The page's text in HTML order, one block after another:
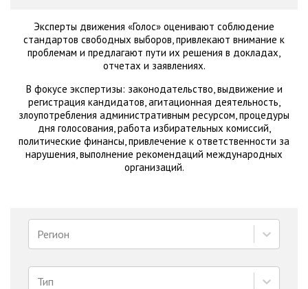
Эксперты движения «Голос» оценивают соблюдение
стандартов свободных выборов, привлекают внимание к
проблемам и предлагают пути их решения в докладах,
отчетах и заявлениях.
В фокусе экспертизы: законодательство, выдвижение и
регистрация кандидатов, агитационная деятельность,
злоупотребления административным ресурсом, процедуры
дня голосования, работа избирательных комиссий,
политические финансы, привлечение к ответственности за
нарушения, выполнение рекомендаций международных
организаций.
Регион
Тип